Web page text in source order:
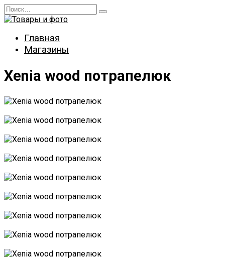
Перейти
к
Search
for:
Главная
Магазины
Xenia wood потрапелюк